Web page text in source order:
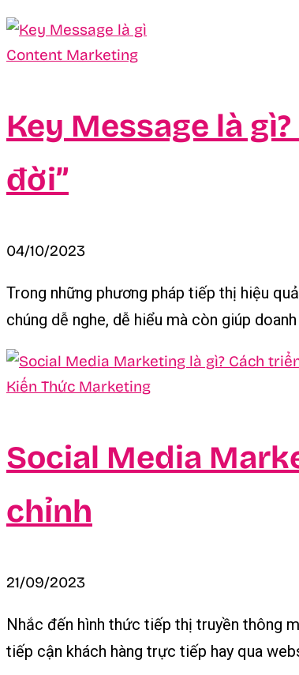
Content Marketing
Key Message là
đời”
04/10/2023
Trong những phương pháp tiếp thị hiệu
chúng dễ nghe, dễ hiểu mà còn giúp
Kiến Thức Marketing
Social Media
chỉnh
21/09/2023
Nhắc đến hình thức tiếp thị truyền thông
tiếp cận khách hàng trực tiếp hay qua